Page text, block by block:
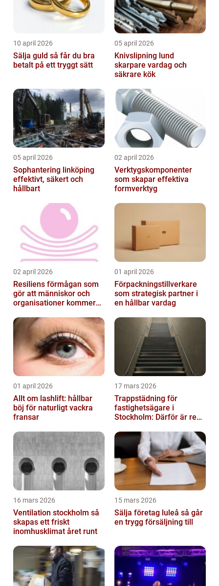
10 april 2026
Sälja guld så får du bra
betalt på ett tryggt sätt
05 april 2026
Knivslipning lund
skarpare vardag och
säkrare kök
05 april 2026
Sophantering linköping
effektivt, säkert och
hållbart
02 april 2026
Verktygskomponenter
som skapar effektiva
formverktyg
02 april 2026
Resiliens förmågan som
gör att människor och
organisationer kommer
01 april 2026
Förpackningstillverkare
som strategisk partner i
en hållbar vardag
01 april 2026
Allt om lashlift: hållbar
böj för naturligt vackra
fransar
17 mars 2026
Trappstädning för
fastighetsägare i
Stockholm: Därför är rena
investering
16 mars 2026
Ventilation stockholm så
skapas ett friskt
inomhusklimat året runt
15 mars 2026
Sälja företag luleå så går
en trygg försäljning till